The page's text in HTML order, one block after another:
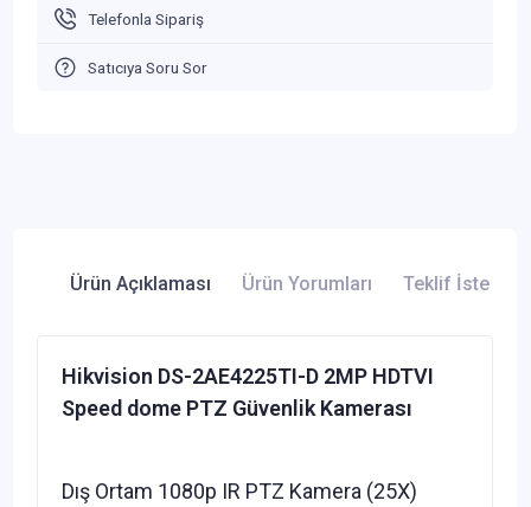
Telefonla Sipariş
Satıcıya Soru Sor
Ürün Açıklaması Ürün Yorumları Teklif İste
Hikvision DS-2AE4225TI-D 2MP HDTVI
Speed dome PTZ Güvenlik Kamerası
Dış Ortam 1080p IR PTZ Kamera (25X)